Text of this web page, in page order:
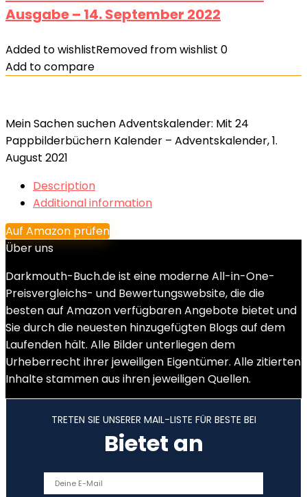
Ausgabe – 14. September 2022
Added to wishlistRemoved from wishlist 0
Add to compare
Mein Sachen suchen Adventskalender: Mit 24
Pappbilderbüchern Kalender – Adventskalender, 1.
August 2021
Description
Additional information
Auf Amazon prüfen
Über uns
Darkmouth-Buch.de ist eine moderne All-in-One-
Preisvergleichs- und Bewertungswebsite, die die
besten auf Amazon verfügbaren Angebote bietet und
Sie durch die neuesten hinzugefügten Blogs auf dem
Laufenden hält. Alle Bilder unterliegen dem
Urheberrecht ihrer jeweiligen Eigentümer. Alle zitierten
Inhalte stammen aus ihren jeweiligen Quellen.
TRETEN SIE UNSERER MAIL-LISTE FÜR BESTE BEI
Bietet an